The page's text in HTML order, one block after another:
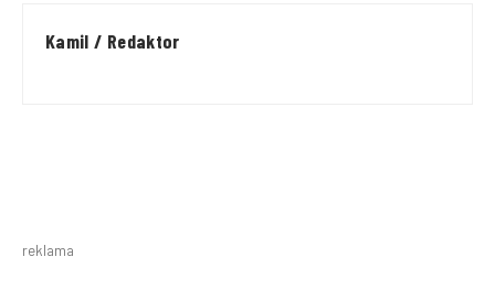
Kamil / Redaktor
reklama